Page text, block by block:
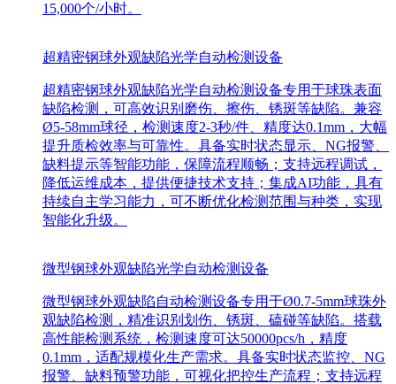
15,000个/小时。
超精密钢球外观缺陷光学自动检测设备
超精密钢球外观缺陷光学自动检测设备专用于球珠表面
缺陷检测，可高效识别磨伤、擦伤、锈斑等缺陷。兼容
Ø5-58mm球径，检测速度2-3秒/件、精度达0.1mm，大幅
提升质检效率与可靠性。具备实时状态显示、NG报警、
缺料提示等智能功能，保障流程顺畅；支持远程调试，
降低运维成本，提供便捷技术支持；集成AI功能，具有
持续自主学习能力，可不断优化检测范围与种类，实现
智能化升级。
微型钢球外观缺陷光学自动检测设备
微型钢球外观缺陷自动检测设备专用于Ø0.7-5mm球珠外
观缺陷检测，精准识别划伤、锈斑、磕碰等缺陷。搭载
高性能检测系统，检测速度可达50000pcs/h，精度
0.1mm，适配规模化生产需求。具备实时状态监控、NG
报警、缺料预警功能，可视化把控生产流程；支持远程